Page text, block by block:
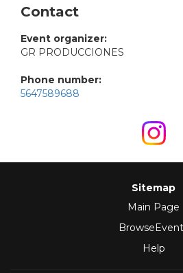
Contact
Event organizer:
GR PRODUCCIONES
Phone number:
5647589688
Sitemap
Main Page
Help